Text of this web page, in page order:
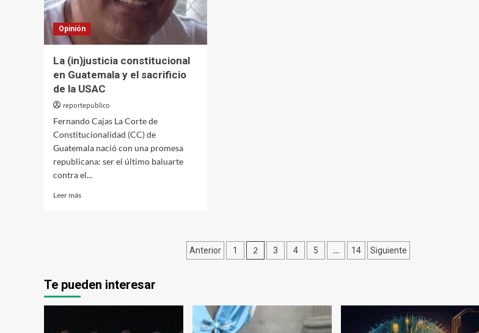
Constitucionalidad
Opinión
La (in)justicia constitucional
en Guatemala y el sacrificio
de la USAC
reportepublico
Fernando Cajas La Corte de
Constitucionalidad (CC) de
Guatemala nació con una promesa
republicana: ser el último baluarte
contra el...
Leer másLeer
y
Paginación
Anterior 1 2 3 4 5 … 14 Siguiente
Te pueden interesar